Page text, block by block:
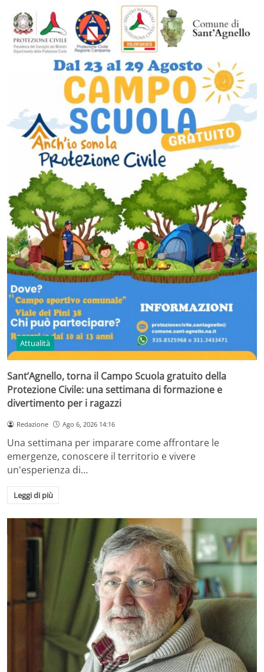
Attualità
Sant’Agnello, torna il Campo Scuola gratuito della
Protezione Civile: una settimana di formazione e
divertimento per i ragazzi
Redazione Ago 6, 2026 14:16
Una settimana per imparare come affrontare le
emergenze, conoscere il territorio e vivere
un'esperienza di…
Leggi di più